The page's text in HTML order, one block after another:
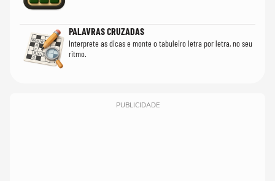
PALAVRAS CRUZADAS
Interprete as dicas e monte o tabuleiro letra por letra, no seu
ritmo.
PUBLICIDADE